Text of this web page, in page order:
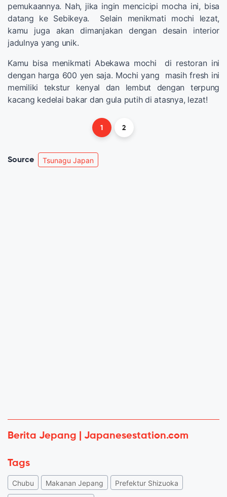
pemukaannya. Nah, jika ingin mencicipi mocha ini, bisa
datang ke Sebikeya. Selain menikmati mochi lezat,
kamu juga akan dimanjakan dengan desain interior
jadulnya yang unik.
Kamu bisa menikmati Abekawa mochi di restoran ini
dengan harga 600 yen saja. Mochi yang masih fresh ini
memiliki tekstur kenyal dan lembut dengan terpung
kacang kedelai bakar dan gula putih di atasnya, lezat!
1 2
Source Tsunagu Japan
Berita Jepang | Japanesestation.com
Tags
Chubu Makanan Jepang Prefektur Shizuoka